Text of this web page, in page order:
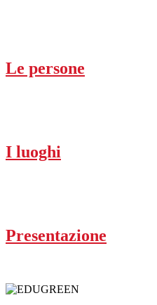
Le persone
I luoghi
Presentazione